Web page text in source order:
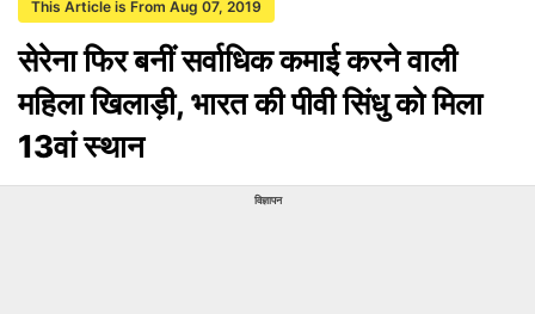
This Article is From Aug 07, 2019
सेरेना फिर बनीं सर्वाधिक कमाई करने वाली
महिला खिलाड़ी, भारत की पीवी सिंधु को मिला
13वां स्‍थान
विज्ञापन